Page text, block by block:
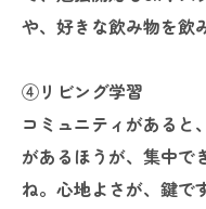
や、好きな飲み物を飲
④リビング学習
コミュニティがあると
があるほうが、集中で
ね。心地よさが、鍵で